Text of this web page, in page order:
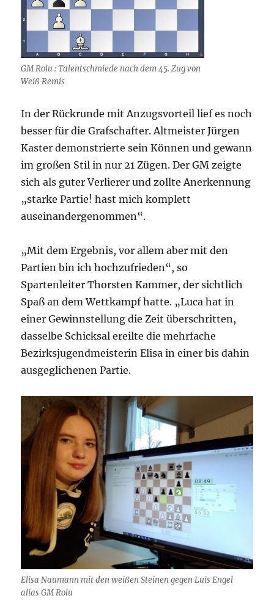
GM Rolu : Talentschmiede nach dem 45. Zug von
Weiß Remis
In der Rückrunde mit Anzugsvorteil lief es noch
besser für die Grafschafter. Altmeister Jürgen
Kaster demonstrierte sein Können und gewann
im großen Stil in nur 21 Zügen. Der GM zeigte
sich als guter Verlierer und zollte Anerkennung
„starke Partie! hast mich komplett
auseinandergenommen“.
„Mit dem Ergebnis, vor allem aber mit den
Partien bin ich hochzufrieden“, so
Spartenleiter Thorsten Kammer, der sichtlich
Spaß an dem Wettkampf hatte. „Luca hat in
einer Gewinnstellung die Zeit überschritten,
dasselbe Schicksal ereilte die mehrfache
Bezirksjugendmeisterin Elisa in einer bis dahin
ausgeglichenen Partie.
Elisa Naumann mit den weißen Steinen gegen Luis Engel
alias GM Rolu